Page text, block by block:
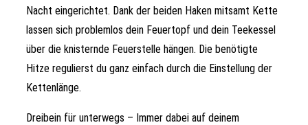
Nacht eingerichtet. Dank der beiden Haken mitsamt Kette
lassen sich problemlos dein Feuertopf und dein Teekessel
über die knisternde Feuerstelle hängen. Die benötigte
Hitze regulierst du ganz einfach durch die Einstellung der
Kettenlänge.
Dreibein für unterwegs – Immer dabei auf deinem